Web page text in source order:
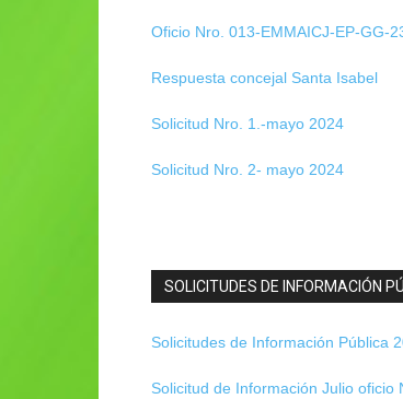
Oficio Nro. 013-EMMAICJ-EP-GG-
Respuesta concejal Santa Isabel
Solicitud Nro. 1.-mayo 2024
Solicitud Nro. 2- mayo 2024
SOLICITUDES DE INFORMACIÓN
Solicitudes de Información Pública
Solicitud de Información Julio oficio